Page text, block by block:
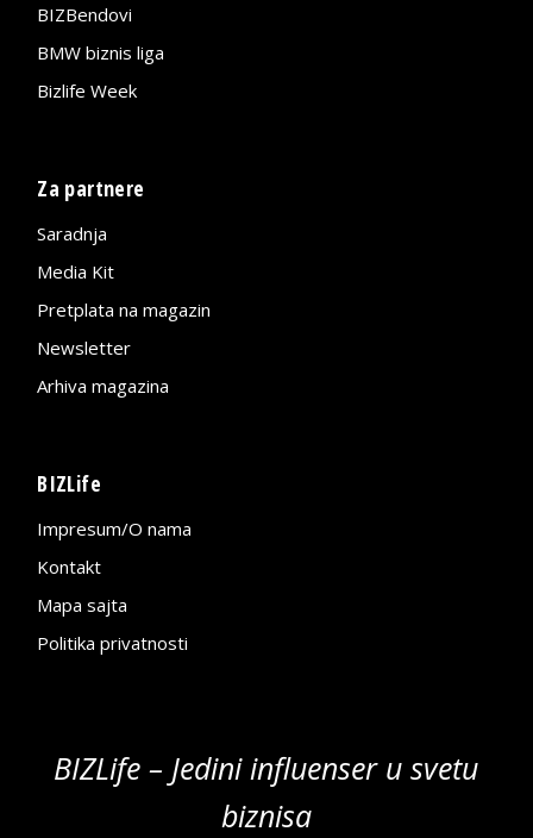
BIZBendovi
BMW biznis liga
Bizlife Week
Za partnere
Saradnja
Media Kit
Pretplata na magazin
Newsletter
Arhiva magazina
BIZLife
Impresum/O nama
Kontakt
Mapa sajta
Politika privatnosti
BIZLife – Jedini influenser u svetu
biznisa